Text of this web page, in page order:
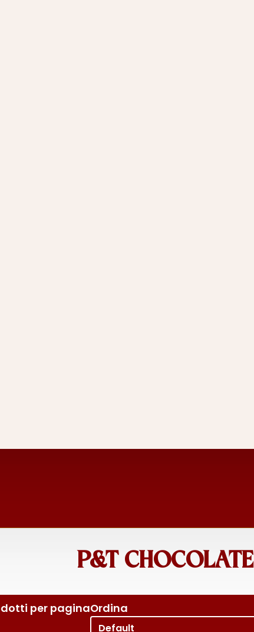
P&T CHOCOLATE
per paginaOrdina
Ordina per
Sort content